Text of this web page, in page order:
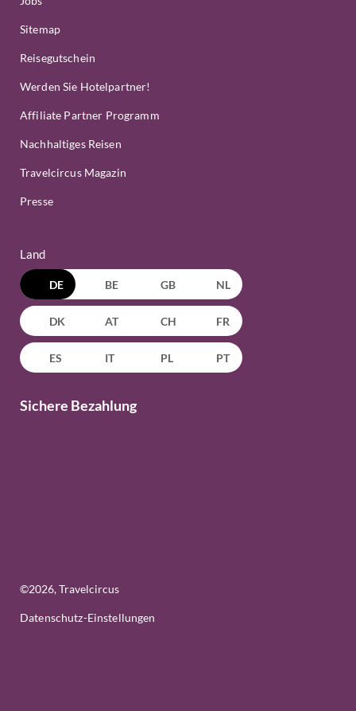
Sitemap
Reisegutschein
Werden Sie Hotelpartner!
Affiliate Partner Programm
Nachhaltiges Reisen
Travelcircus Magazin
Presse
Land
DE BE GB NL
DK AT CH FR
ES IT PL PT
Sichere Bezahlung
©2026, Travelcircus
Datenschutz-Einstellungen